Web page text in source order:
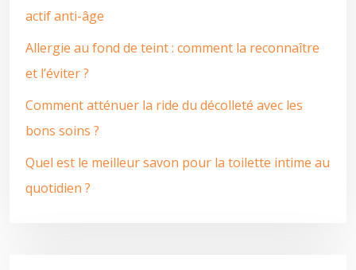
actif anti-âge
Allergie au fond de teint : comment la reconnaître
et l’éviter ?
Comment atténuer la ride du décolleté avec les
bons soins ?
Quel est le meilleur savon pour la toilette intime au
quotidien ?